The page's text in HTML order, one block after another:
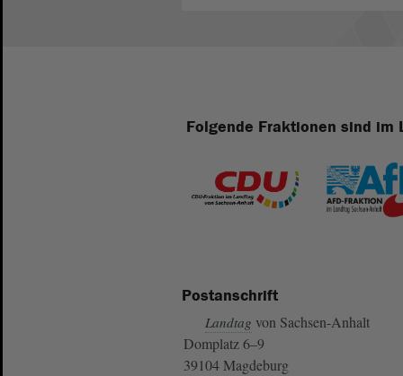
Folgende Fraktionen sind im
Postanschrift
Landtag von Sachsen-Anhalt
Domplatz 6–9
39104 Magdeburg